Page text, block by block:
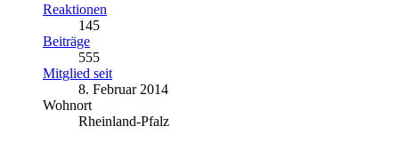
Reaktionen
145
Beiträge
555
Mitglied seit
8. Februar 2014
Wohnort
Rheinland-Pfalz